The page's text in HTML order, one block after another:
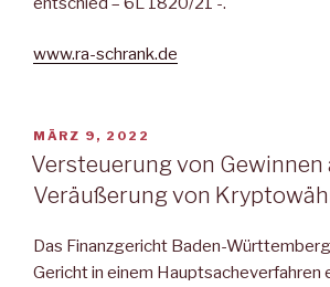
www.ra-schrank.de
VERÖFFENTLICHT
AM
MÄRZ 9, 2022
Versteuerung von Gewinnen
Veräußerung von
Das Finanzgericht Baden-
Gericht in einem Hauptsacheverfahren